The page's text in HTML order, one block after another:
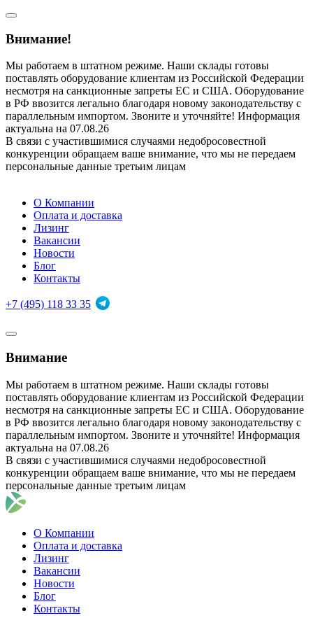
Внимание!
Мы работаем в штатном режиме. Наши склады готовы
поставлять оборудование клиентам из Российской Федерации
несмотря на санкционные запреты ЕС и США. Оборудование
в РФ ввозится легально благодаря новому законодательству с
параллельным импортом. Звоните и уточняйте! Информация
актуальна на 07.08.26
В связи с участившимися случаями недобросовестной
конкуренции обращаем ваше внимание, что мы не передаем
персональные данные третьим лицам
О Компании
Оплата и доставка
Лизинг
Вакансии
Новости
Блог
Контакты
+7 (495) 118 33 35
Внимание
Мы работаем в штатном режиме. Наши склады готовы
поставлять оборудование клиентам из Российской Федерации
несмотря на санкционные запреты ЕС и США. Оборудование
в РФ ввозится легально благодаря новому законодательству с
параллельным импортом. Звоните и уточняйте! Информация
актуальна на 07.08.26
В связи с участившимися случаями недобросовестной
конкуренции обращаем ваше внимание, что мы не передаем
персональные данные третьим лицам
О Компании
Оплата и доставка
Лизинг
Вакансии
Новости
Блог
Контакты